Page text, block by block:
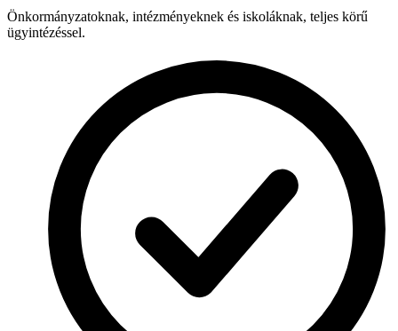
Önkormányzatoknak, intézményeknek és iskoláknak, teljes körű
ügyintézéssel.